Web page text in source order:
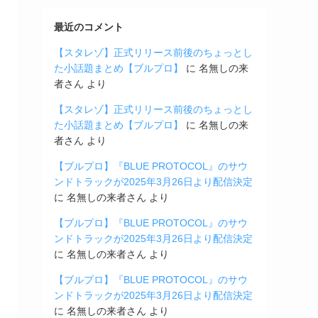
最近のコメント
【スタレゾ】正式リリース前後のちょっとし
た小話題まとめ【ブルプロ】
に 名無しの来
者さん より
【スタレゾ】正式リリース前後のちょっとし
た小話題まとめ【ブルプロ】
に 名無しの来
者さん より
【ブルプロ】『BLUE PROTOCOL』のサウ
ンドトラックが2025年3月26日より配信決定
に 名無しの来者さん より
【ブルプロ】『BLUE PROTOCOL』のサウ
ンドトラックが2025年3月26日より配信決定
に 名無しの来者さん より
【ブルプロ】『BLUE PROTOCOL』のサウ
ンドトラックが2025年3月26日より配信決定
に 名無しの来者さん より